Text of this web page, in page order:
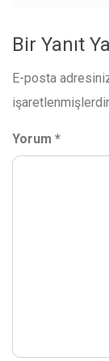
Bir Yanıt
E-posta
işaretlenmişlerdir
Yorum *